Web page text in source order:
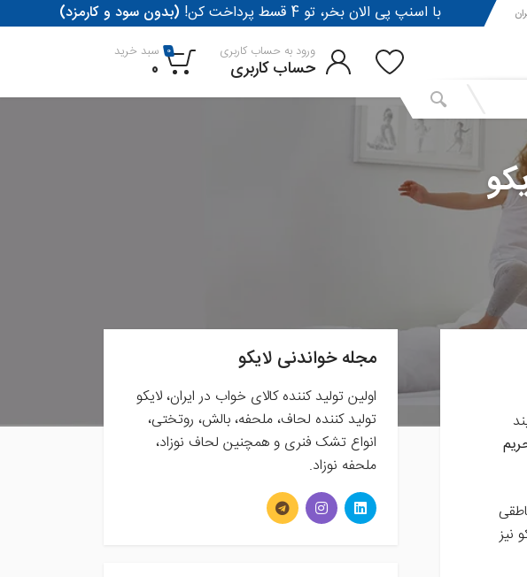
(بدون سود و کارمزد) !با اسنپ پی الان بخر، تو 4 قسط پرداخت کن
ورود به حساب کاربری
حساب کاربری
0 سبد خرید
0
مناطقی
نیز
مجله خواندنی لایکو
اولین تولید کننده کالای خواب در ایران، لایکو
تولید کننده لحاف، ملحفه، بالش، روتختی،
انواع تشک فنری و همچنین لحاف نوزاد،
ملحفه نوزاد.